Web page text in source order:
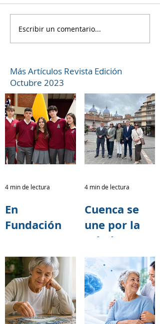
Escribir un comentario...
Más Artículos Revista Edición
Octubre 2023
En
Fundación
creemos que
cada acto de
solidaridad
tiene el
poder de
4 min de lectura
Cuenca se
une por la
salud
cerebral:
Fundación
TASE
fortalece
alianzas
4 min de lectura